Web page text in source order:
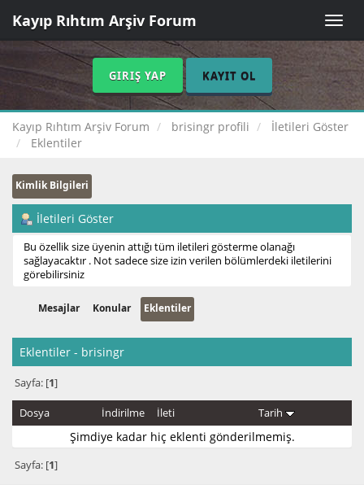
Toggle
Kayıp Rıhtım Arşiv Forum
GIRIŞ YAP KAYIT OL
Kayıp Rıhtım Arşiv Forum brisingr profili
İletileri Göster
Eklentiler
Kimlik Bilgileri
İletileri Göster
Bu özellik size üyenin attığı tüm iletileri gösterme olanağı
sağlayacaktır . Not sadece size izin verilen bölümlerdeki iletilerini
görebilirsiniz
Mesajlar Konular Eklentiler
Eklentiler - brisingr
Sayfa: [1]
Dosya İndirilme İleti Tarih
Şimdiye kadar hiç eklenti gönderilmemiş.
Sayfa: [1]